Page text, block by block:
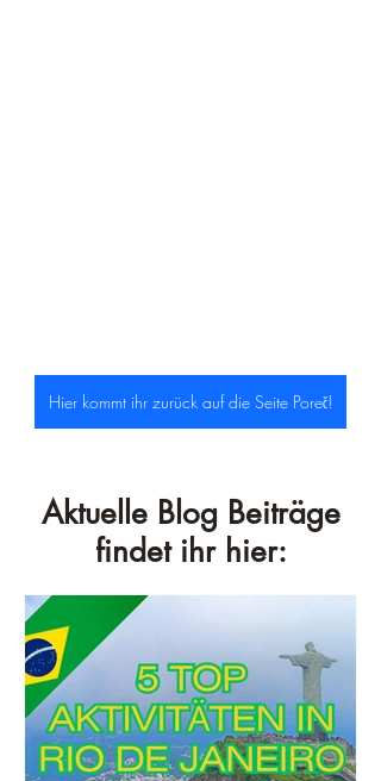
Hier kommt ihr zurück auf die Seite Poreč!
Aktuelle Blog Beiträge
findet ihr hier: